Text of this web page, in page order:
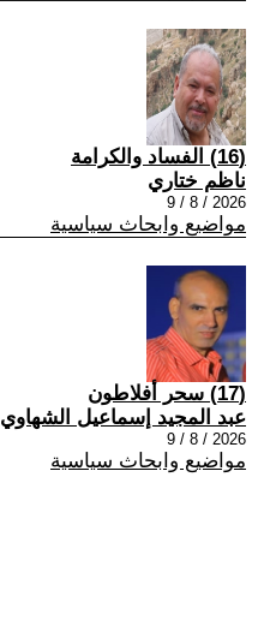
(16) الفساد والكرامة
ناظم ختاري
2026 / 8 / 9
مواضيع وابحاث سياسية
(17) سحر أفلاطون
عبد المجيد إسماعيل الشهاوي
2026 / 8 / 9
مواضيع وابحاث سياسية